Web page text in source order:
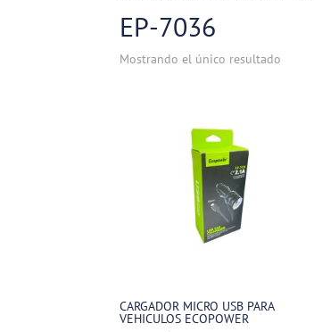
EP-7036
Mostrando el único resultado
CARGADOR MICRO USB PARA
VEHICULOS ECOPOWER